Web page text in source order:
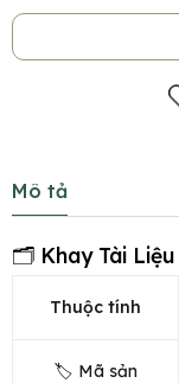
Mô tả
🗂️ Khay Tài Liệu
Thuộc tính
🏷️ Mã sản